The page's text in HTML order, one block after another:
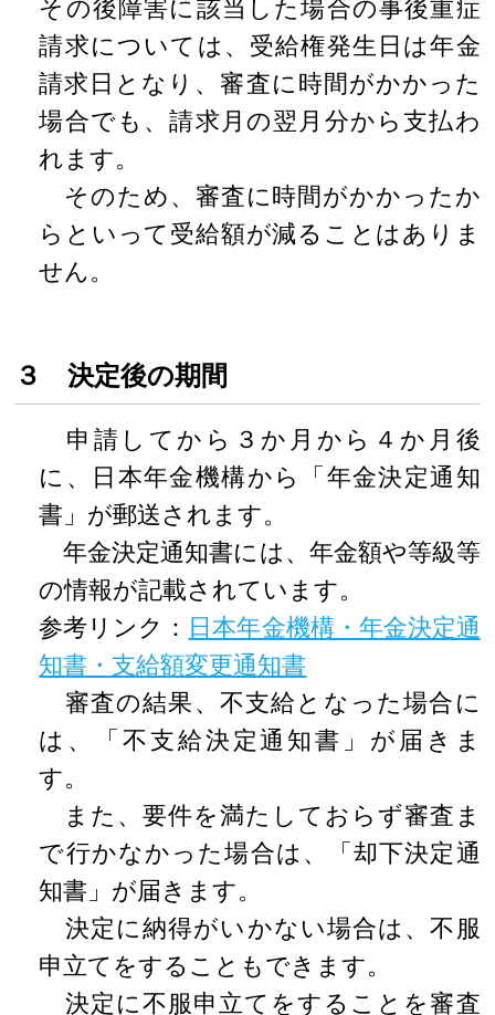
その後障害に該当した場合の事後重症
請求については、受給権発生日は年金
請求日となり、審査に時間がかかった
場合でも、請求月の翌月分から支払わ
れます。
そのため、審査に時間がかかったか
らといって受給額が減ることはありま
せん。
３ 決定後の期間
申請してから３か月から４か月後
に、日本年金機構から「年金決定通知
書」が郵送されます。
年金決定通知書には、年金額や等級等
の情報が記載されています。
参考リンク： 日本年金機構・年金決定通
知書・支給額変更通知書
審査の結果、不支給となった場合に
は、「不支給決定通知書」が届きま
す。
また、要件を満たしておらず審査ま
で行かなかった場合は、「却下決定通
知書」が届きます。
決定に納得がいかない場合は、不服
申立てをすることもできます。
決定に不服申立てをすることを審査